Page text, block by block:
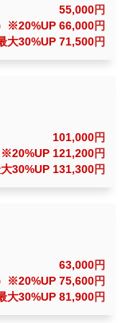
55,000円
※20%UP 66,000円
大30%UP 71,500円
101,000円
※20%UP 121,200円
30%UP 131,300円
63,000円
※20%UP 75,600円
大30%UP 81,900円